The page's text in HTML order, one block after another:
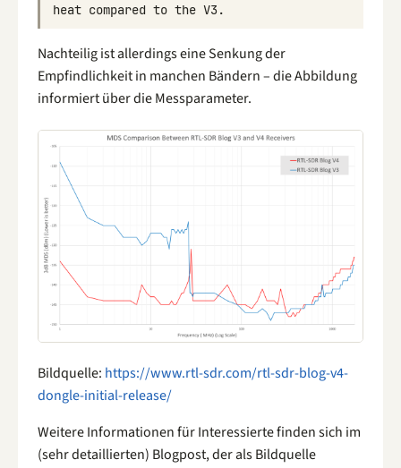
heat compared to the V3.
Nachteilig ist allerdings eine Senkung der
Empfindlichkeit in manchen Bändern – die Abbildung
informiert über die Messparameter.
Bildquelle: https://www.rtl-sdr.com/rtl-sdr-blog-v4-
dongle-initial-release/
Weitere Informationen für Interessierte finden sich im
(sehr detaillierten) Blogpost, der als Bildquelle